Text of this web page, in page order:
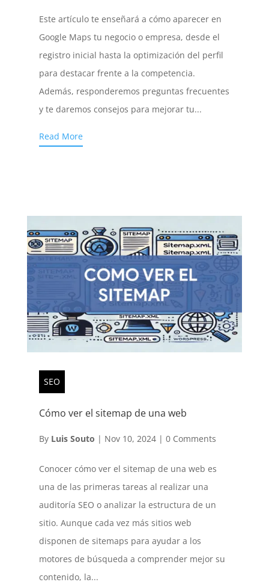
Este artículo te enseñará a cómo aparecer en
Google Maps tu negocio o empresa, desde el
registro inicial hasta la optimización del perfil
para destacar frente a la competencia.
Además, responderemos preguntas frecuentes
y te daremos consejos para mejorar tu...
Read More
SEO
Cómo ver el sitemap de una web
By Luis Souto | Nov 10, 2024| 0 Comments
Conocer cómo ver el sitemap de una web es
una de las primeras tareas al realizar una
auditoría SEO o analizar la estructura de un
sitio. Aunque cada vez más sitios web
disponen de sitemaps para ayudar a los
motores de búsqueda a comprender mejor su
contenido, la...